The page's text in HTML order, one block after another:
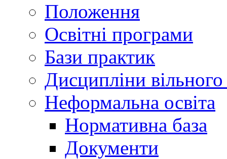
Положення
Освітні програми
Бази практик
Дисципліни
Неформальна освіта
Нормативна база
Документи